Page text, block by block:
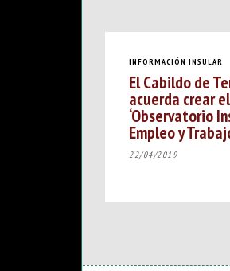
INFORMACIÓN INSULAR
El Cabildo de
acuerda crear el
‘Observatorio
Empleo y
22/04/2019